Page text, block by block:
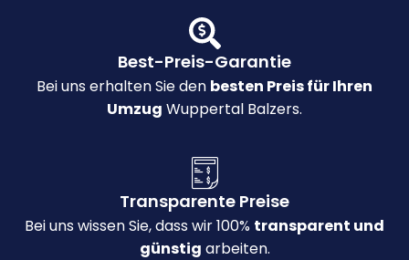
Best-Preis-Garantie
Bei uns erhalten Sie den besten Preis für Ihren
Umzug Wuppertal Balzers.
Transparente Preise
Bei uns wissen Sie, dass wir 100% transparent und
günstig arbeiten.